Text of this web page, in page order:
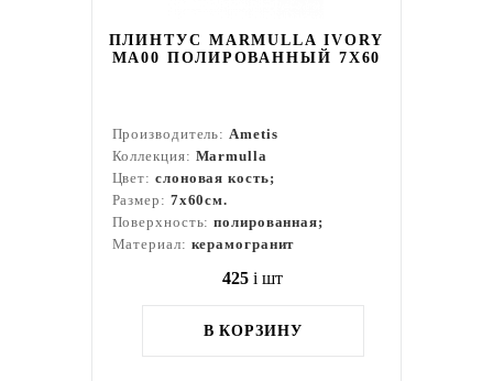
ПЛИНТУС MARMULLA IVORY
MA00 ПОЛИРОВАННЫЙ 7X60
Производитель:Ametis
Коллекция: Marmulla
Цвет: слоновая кость;
Размер: 7x60см.
Поверхность:полированная;
Материал: керамогранит
425 i шт
В КОРЗИНУ